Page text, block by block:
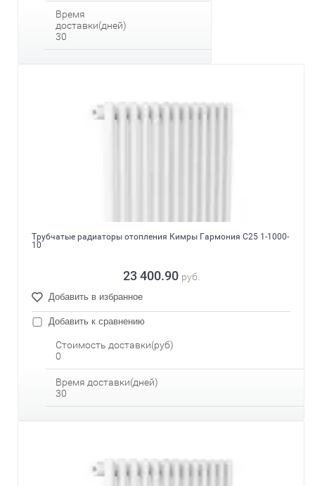
Время
доставки(дней)
30
Трубчатые радиаторы отопления Кимры Гармония С25 1-1000-
10
23 400.90 руб.
Добавить в избранное
Добавить к сравнению
Стоимость доставки(руб)
0
Время доставки(дней)
30